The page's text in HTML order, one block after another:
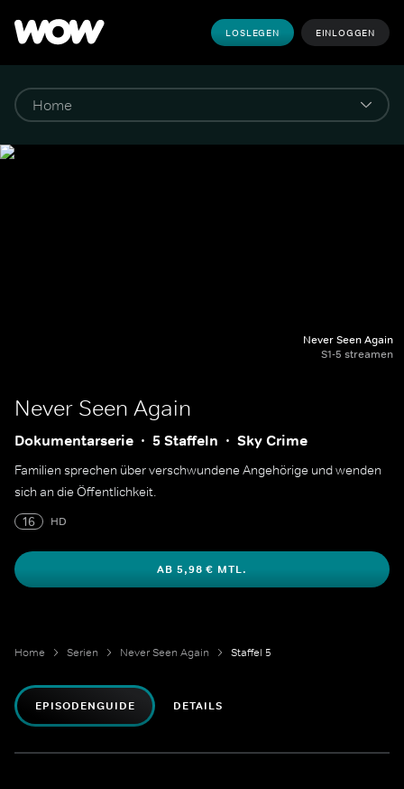
LOSLEGEN EINLOGGEN
Never Seen Again
S1-5 streamen
Never Seen Again
Dokumentarserie 5 Staffeln Sky Crime
Familien sprechen über verschwundene Angehörige und wenden
sich an die Öffentlichkeit.
16
HD
AB 5,98 € MTL.
Home Serien Never Seen Again Staffel 5
EPISODENGUIDE DETAILS